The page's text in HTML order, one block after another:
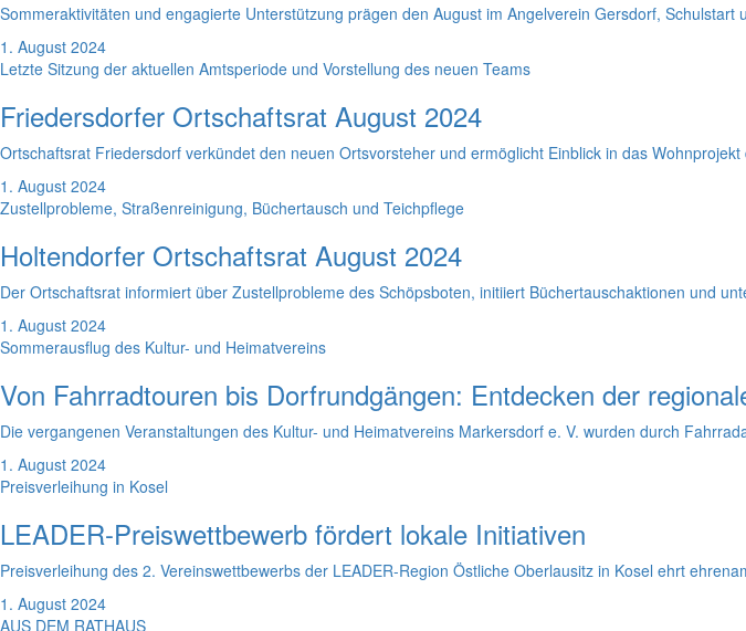
Sommeraktivitäten und engagierte Unterstützung prägen den August im Angelverein Gersdorf, Schulstart
1. August 2024
Letzte Sitzung der aktuellen Amtsperiode und Vorstellung des neuen Teams
Friedersdorfer Ortschaftsrat August 2024
Ortschaftsrat Friedersdorf verkündet den neuen Ortsvorsteher und ermöglicht Einblick in das
1. August 2024
Zustellprobleme, Straßenreinigung, Büchertausch und Teichpflege
Holtendorfer Ortschaftsrat August 2024
Der Ortschaftsrat informiert über Zustellprobleme des Schöpsboten, initiiert Büchertauschaktionen und
1. August 2024
Sommerausflug des Kultur- und Heimatvereins
Von Fahrradtouren bis Dorfrundgängen: Entdecken der
Die vergangenen Veranstaltungen des Kultur- und Heimatvereins Markersdorf e. V. wurden durch
1. August 2024
Preisverleihung in Kosel
LEADER-Preiswettbewerb fördert lokale Initiativen
Preisverleihung des 2. Vereinswettbewerbs der LEADER-Region Östliche Oberlausitz in Kosel ehrt
1. August 2024
AUS DEM RATHAUS